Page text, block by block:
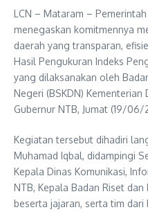
LCN – Mataram –
menegaskan komitmennya
daerah yang transparan,
Hasil Pengukuran Indeks
yang dilaksanakan oleh
Negeri (BSKDN)
Gubernur NTB, Jumat (19/06/
Kegiatan tersebut dihadiri
Muhamad Iqbal, didampingi
Kepala Dinas Komunikasi,
NTB, Kepala Badan Riset dan
beserta jajaran, serta tim dari